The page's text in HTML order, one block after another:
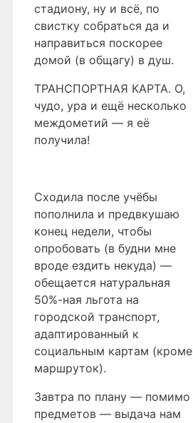
стадиону, ну и всё, по
свистку собраться да и
направиться поскорее
домой (в общагу) в душ.
ТРАНСПОРТНАЯ КАРТА. О,
чудо, ура и ещё несколько
междометий — я её
получила!
Сходила после учёбы
пополнила и предвкушаю
конец недели, чтобы
опробовать (в будни мне
вроде ездить некуда) —
обещается натуральная
50%-ная льгота на
городской транспорт,
адаптированный к
социальным картам (кроме
маршруток).
Завтра по плану — помимо
предметов — выдача нам